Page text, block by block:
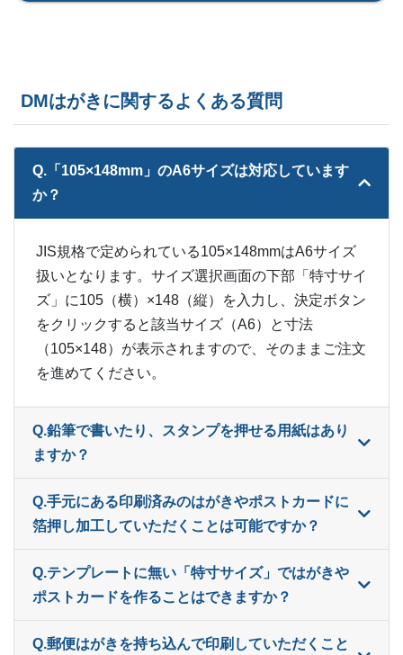
11,000部 ¥ 39,017
12,000部 ¥ 42,185 @ 3.5
13,000部 ¥ 45,353 @ 3.5
13,500部 ¥ 46,992 @ 3.5
14,000部 ¥ 48,664 @ 3.5
14,500部
15,000部 ¥ 51,832
15,500部
16,000部
16,500部 ¥ 56,958 @ 3.5
17,000部 ¥ 58,597 @ 3.4
¥ 60,104
18,000部 ¥ 61,754 @ 3.4
DMはがきに関するよくある質問
Q.「105×148mm」のA6サイズは対応しています
か？
JIS規格で定められている105×148mmはA6サイズ
扱いとなります。サイズ選択画面の下部「特寸サイ
ズ」に105（横）×148（縦）を入力し、決定ボタン
をクリックすると該当サイズ（A6）と寸法
（105×148）が表示されますので、そのままご注文
を進めてください。
Q.鉛筆で書いたり、スタンプを押せる用紙はあり
ますか？
Q.手元にある印刷済みのはがきやポストカードに
箔押し加工していただくことは可能ですか？
Q.テンプレートに無い「特寸サイズ」ではがきや
ポストカードを作ることはできますか？
Q.郵便はがきを持ち込んで印刷していただくこと